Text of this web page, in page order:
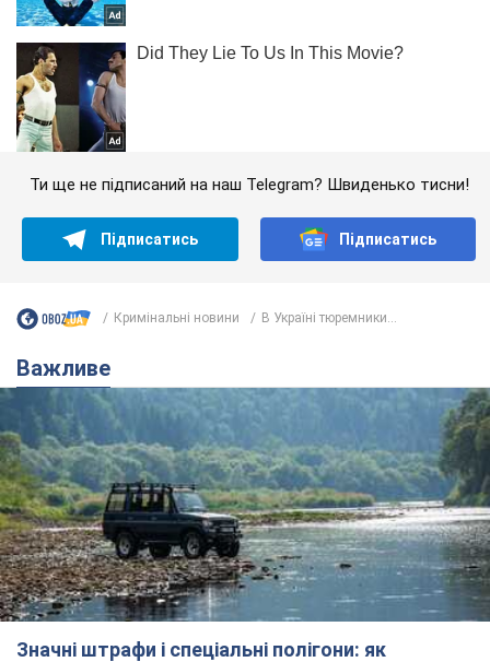
Ти ще не підписаний на наш Telegram? Швиденько тисни!
Підписатись Підписатись
Кримінальні новини В Україні тюремники...
Важливе
Значні штрафи і спеціальні полігони: як